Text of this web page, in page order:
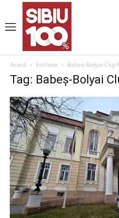
Acasă Etichete Babeș-Bolyai Cluj-
Tag: Babeș-Bolyai